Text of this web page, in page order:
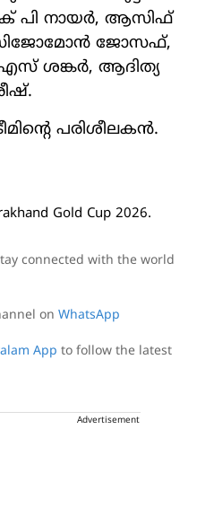
പി നായർ, ആസിഫ്
ജോസഫ്,
ശങ്കർ, ആദിത്യ
പരിശീലകൻ.
Gold Cup 2026.
connected with the world
on WhatsApp
App to follow the latest
Advertisement